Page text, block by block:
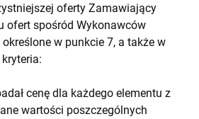
oferty Zamawiający
ofert spośród Wykonawców
w punkcie 7, a także w
cenę dla każdego elementu z
wartości poszczególnych